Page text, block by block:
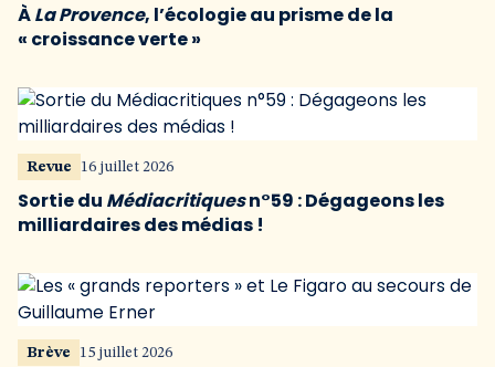
ÀLa Provence, l’écologie au prisme de la
« croissance verte »
Revue 16 juillet 2026
Sortie du Médiacritiquesn°59 : Dégageons les
milliardaires des médias !
Brève 15 juillet 2026